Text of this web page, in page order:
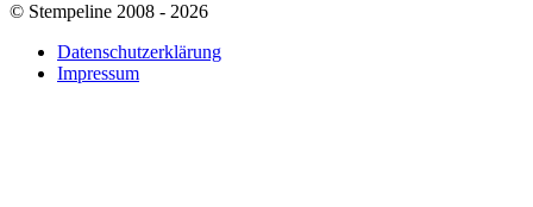
© Stempeline 2008 - 2026
Datenschutzerklärung
Impressum